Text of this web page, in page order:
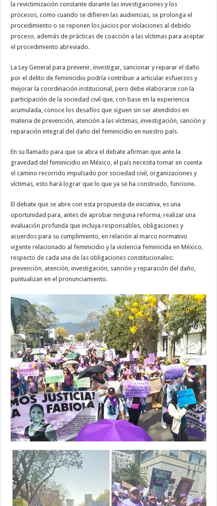
la revictimización constante durante las investigaciones y los
procesos, como cuando se difieren las audiencias, se prolonga el
procedimiento o se reponen los juicios por violaciones al debido
proceso, además de prácticas de coacción a las víctimas para aceptar
el procedimiento abreviado.
La Ley General para prevenir, investigar, sancionar y reparar el daño
por el delito de feminicidio podría contribuir a articular esfuerzos y
mejorar la coordinación institucional, pero debe elaborarse con la
participación de la sociedad civil que, con base en la experiencia
acumulada, conoce los desafíos que siguen sin ser atendidos en
materia de prevención, atención a las víctimas, investigación, sanción y
reparación integral del daño del feminicidio en nuestro país.
En su llamado para que se abra el debate afirman que ante la
gravedad del feminicidio en México, el país necesita tomar en cuenta
el camino recorrido impulsado por sociedad civil, organizaciones y
víctimas, esto hará lograr que lo que ya se ha construido, funcione.
El debate que se abre con esta propuesta de iniciativa, es una
oportunidad para, antes de aprobar ninguna reforma, realizar una
evaluación profunda que incluya responsables, obligaciones y
acuerdos para su cumplimiento, en relación al marco normativo
vigente relacionado al feminicidio y la violencia feminicida en México,
respecto de cada una de las obligaciones constitucionales:
prevención, atención, investigación, sanción y reparación del daño,
puntualizan en el pronunciamiento.